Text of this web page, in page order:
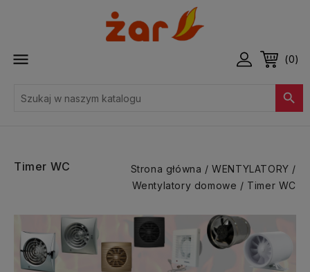
 (0)

Timer WC Strona główna
WENTYLATORY
Wentylatory domowe
Timer WC